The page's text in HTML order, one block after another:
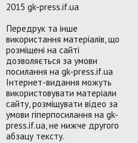
2015 gk-press.if.ua
Передрук та інше
використання матеріалів, що
розміщені на сайті
дозволяється за умови
посилання на gk-press.if.ua
Інтернет-видання можуть
використовувати матеріали
сайту, розміщувати відео за
умови гіперпосилання на gk-
press.if.ua, не нижче другого
абзацу тексту.